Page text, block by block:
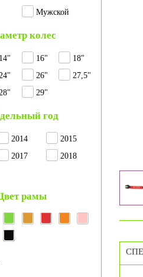
Мужской
колес
14" 16"
18"
26"
27,5"
29"
год
2014
2015
2017
2018
рамы